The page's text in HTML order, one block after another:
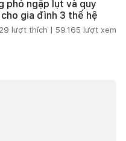
phó ngập lụt và quy
gia đình 3 thế hệ
29 lượt thích | 59.165 lượt xem